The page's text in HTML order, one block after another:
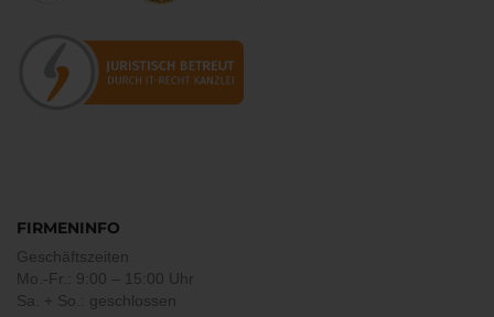
FIRMENINFO
Geschäftszeiten
Mo.-Fr.: 9:00 – 15:00 Uhr
Sa. + So.: geschlossen